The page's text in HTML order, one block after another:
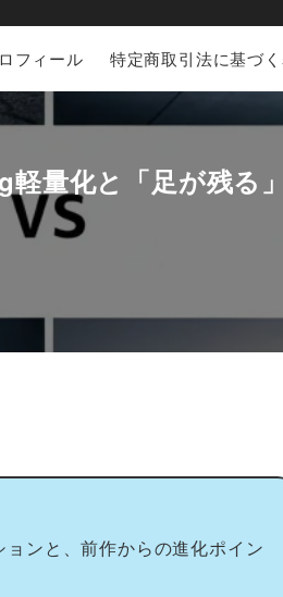
フィール 特定商取引法に基づ
量化と「足が残る
ンと、前作からの進化ポイン